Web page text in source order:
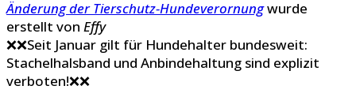
Änderung der Tierschutz-Hundeverornungwurde
erstellt von Effy
❌❌Seit Januar gilt für Hundehalter bundesweit:
Stachelhalsband und Anbindehaltung sind explizit
verboten!❌❌